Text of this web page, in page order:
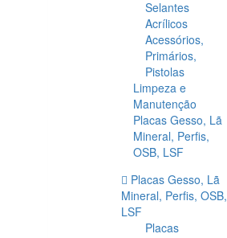
Selantes
Acrílicos
Acessórios,
Primários,
Pistolas
Limpeza e
Manutenção
Placas Gesso, Lã
Mineral, Perfis,
OSB, LSF
Placas Gesso, Lã
Mineral, Perfis, OSB,
LSF
Placas